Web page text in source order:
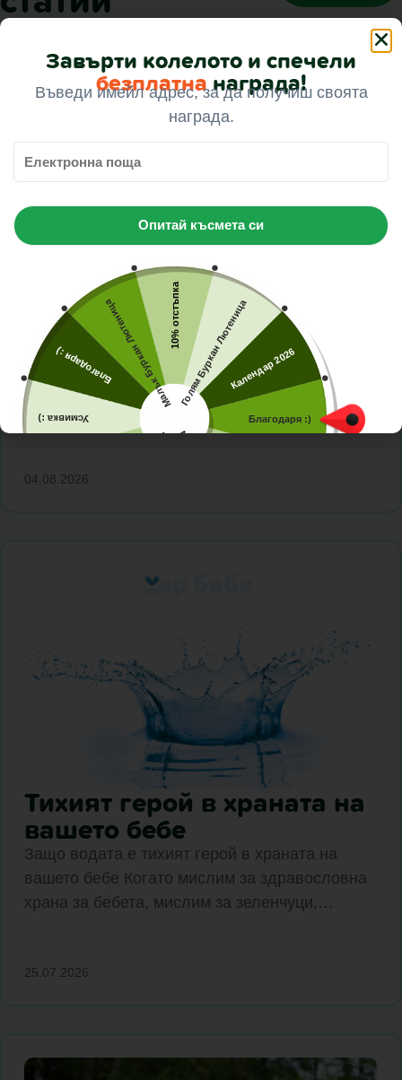
Какво е обратна осмоза и
защо стои зад всяка
чинийка на Хер Бебе
Какво е обратна осмоза и защо стои зад всяка
чинийка на Хер Бебе. В предишния си пост
споделих защо водата…
04.08.2026
Тихият герой в храната на
вашето бебе
Защо водата е тихият герой в храната на
вашето бебе Когато мислим за здравословна
храна за бебета, мислим за зеленчуци,…
25.07.2026
Завърти колелото и спечели
безплатнанаграда!
Въведи имейл адрес, за да получиш своята
награда.
Опитай късмета си
Благодаря :)
Хладилна чанта
Усмивка :)
Благодаря :)Малък Буркан Лютеница10% отстъпкаГолям Буркан ЛютеницаКалендар 2026